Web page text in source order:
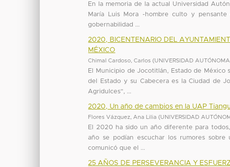
En la memoria de la actual Universidad
María Luis Mora -hombre culto y
gobernabilidad ...
2020, BICENTENARIO DEL
MÉXICO
Chimal Cardoso, Carlos (UNIVERSIDAD
El Municipio de Jocotitlán, Estado de México
del Estado y su Cabecera es la Ciudad de
Agridulces”, ...
2020, Un año de cambios en la UAP
Flores Vázquez, Ana Lilia (UNIVERSIDAD
El 2020 ha sido un año diferente para
año se podían escuchar los rumores
comunicó que el ...
25 AÑOS DE PERSEVERANCIA Y